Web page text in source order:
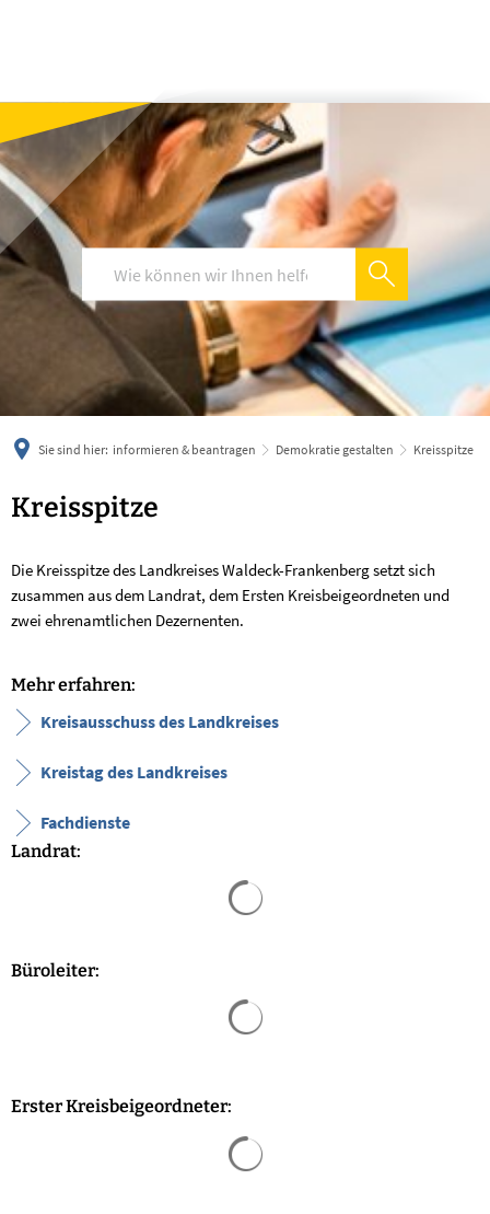
deutsch
Sie sind hier: informieren & beantragen Demokratie gestalten Kreisspitze
Kreisspitze
Kreisspitze
Die Kreisspitze des Landkreises Waldeck-Frankenberg setzt sich
zusammen aus dem Landrat, dem Ersten Kreisbeigeordneten und
zwei ehrenamtlichen Dezernenten.
Mehr erfahren:
Kreisausschuss des Landkreises
Kreistag des Landkreises
Fachdienste
Landrat:
Büroleiter:
Erster Kreisbeigeordneter: